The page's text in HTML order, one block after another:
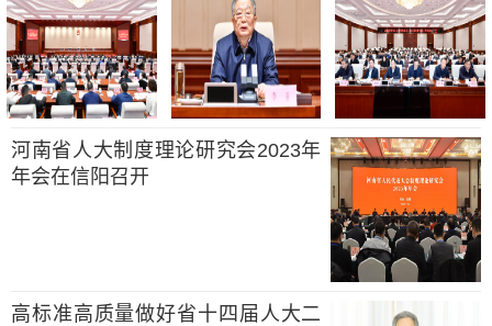
河南省人大制度理论研究会2023年
年会在信阳召开
高标准高质量做好省十四届人大二